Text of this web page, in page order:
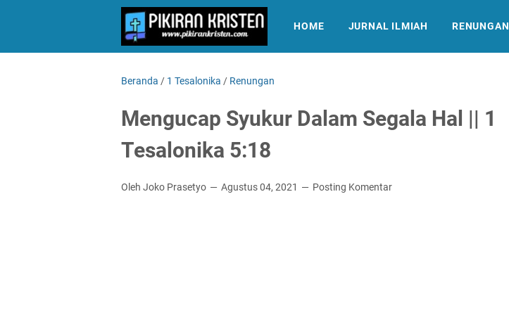
HOME JURNAL ILMIAH RENUNGAN
Beranda / 1 Tesalonika / Renungan
Mengucap Syukur Dalam Segala Hal || 1
Tesalonika 5:18
Oleh Joko Prasetyo Agustus 04, 2021 Posting Komentar